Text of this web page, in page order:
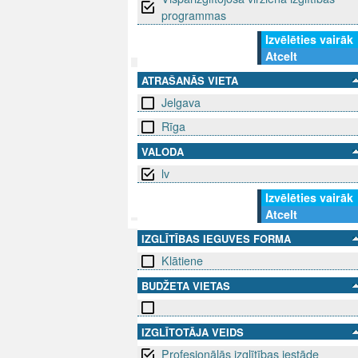
programmas
Izvēlēties vairāk
Atcelt
ATRAŠANĀS VIETA
Jelgava
Rīga
VALODA
lv
Izvēlēties vairāk
Atcelt
IZGLĪTĪBAS IEGUVES FORMA
Klātiene
BUDŽETA VIETAS
IZGLĪTOTĀJA VEIDS
Profesionālās izglītības iestāde
SEKO MUMS
©